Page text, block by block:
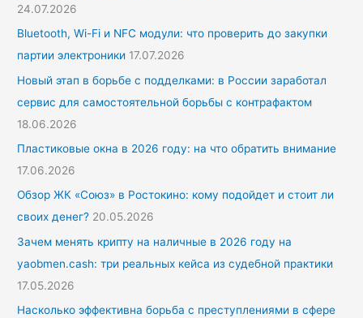
24.07.2026
Bluetooth, Wi-Fi и NFC модули: что проверить до закупки
партии электроники 17.07.2026
Новый этап в борьбе с подделками: в России заработал
сервис для самостоятельной борьбы с контрафактом
18.06.2026
Пластиковые окна в 2026 году: на что обратить внимание
17.06.2026
Обзор ЖК «Союз» в Ростокино: кому подойдет и стоит ли
своих денег? 20.05.2026
Зачем менять крипту на наличные в 2026 году на
yaobmen.cash: три реальных кейса из судебной практики
17.05.2026
Насколько эффективна борьба с преступлениями в сфере